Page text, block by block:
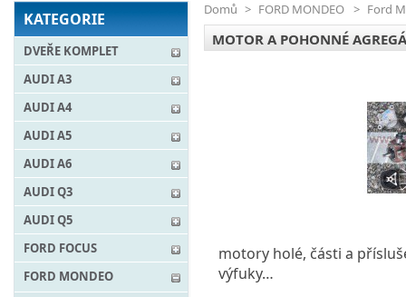
KATEGORIE
DVEŘE KOMPLET
AUDI A3
AUDI A4
AUDI A5
AUDI A6
AUDI Q3
AUDI Q5
FORD FOCUS
FORD MONDEO
Domů > FORD MONDEO > Ford
MOTOR A POHONNÉ
motory holé, části a
výfuky…